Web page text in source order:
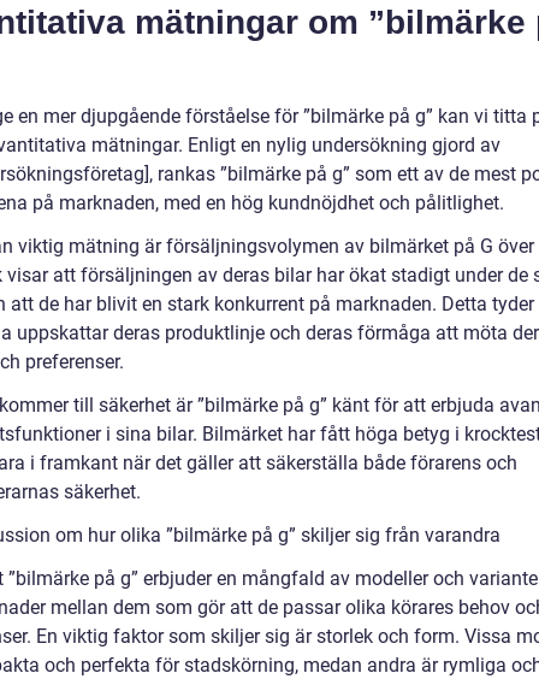
mätningar om ”bilmärke
en mer djupgående förståelse för ”bilmärke på g” kan vi titta
mätningar. Enligt en nylig undersökning gjord av
rankas ”bilmärke på g” som ett av de mest
på marknaden, med en hög kundnöjdhet och pålitlighet.
viktig mätning är försäljningsvolymen av bilmärket på G över
visar att försäljningen av deras bilar har ökat stadigt under de
att de har blivit en stark konkurrent på marknaden. Detta
uppskattar deras produktlinje och deras förmåga att möta
preferenser.
till säkerhet är ”bilmärke på g” känt för att erbjuda
i sina bilar. Bilmärket har fått höga betyg i
i framkant när det gäller att säkerställa både förarens och
säkerhet.
om hur olika ”bilmärke på g” skiljer sig från varandra
”bilmärke på g” erbjuder en mångfald av modeller och
mellan dem som gör att de passar olika körares behov
En viktig faktor som skiljer sig är storlek och form. Vissa
och perfekta för stadskörning, medan andra är rymliga